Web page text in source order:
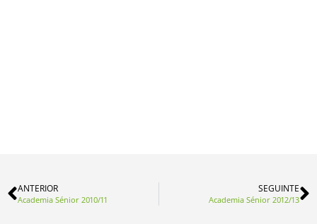
ANTERIOR
Academia Sénior 2010/11
SEGUINTE
Academia Sénior 2012/13